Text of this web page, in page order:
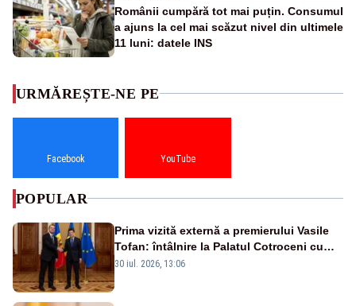
Românii cumpără tot mai puțin. Consumul
a ajuns la cel mai scăzut nivel din ultimele
11 luni: datele INS
URMĂREȘTE-NE PE
Facebook YouTube
POPULAR
Prima vizită externă a premierului Vasile
Tofan: întâlnire la Palatul Cotroceni cu
președintele Nicușor Dan
30 iul. 2026, 13:06